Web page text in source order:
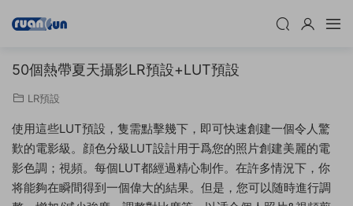
50個熱帶夏天攝影LR預設+LUT預設
LR預設
使用這些LUT預設，隻需點擊幾下，即可快速創建一個令人驚
歎的電影級。顔色分級LUT設計用于爲您的照片創建美麗的電
影色調；視頻。每個LUT都經過精心制作。在許多情況下，你
将能夠在瞬間得到一個偉大的結果。但是，您可以随時進行調